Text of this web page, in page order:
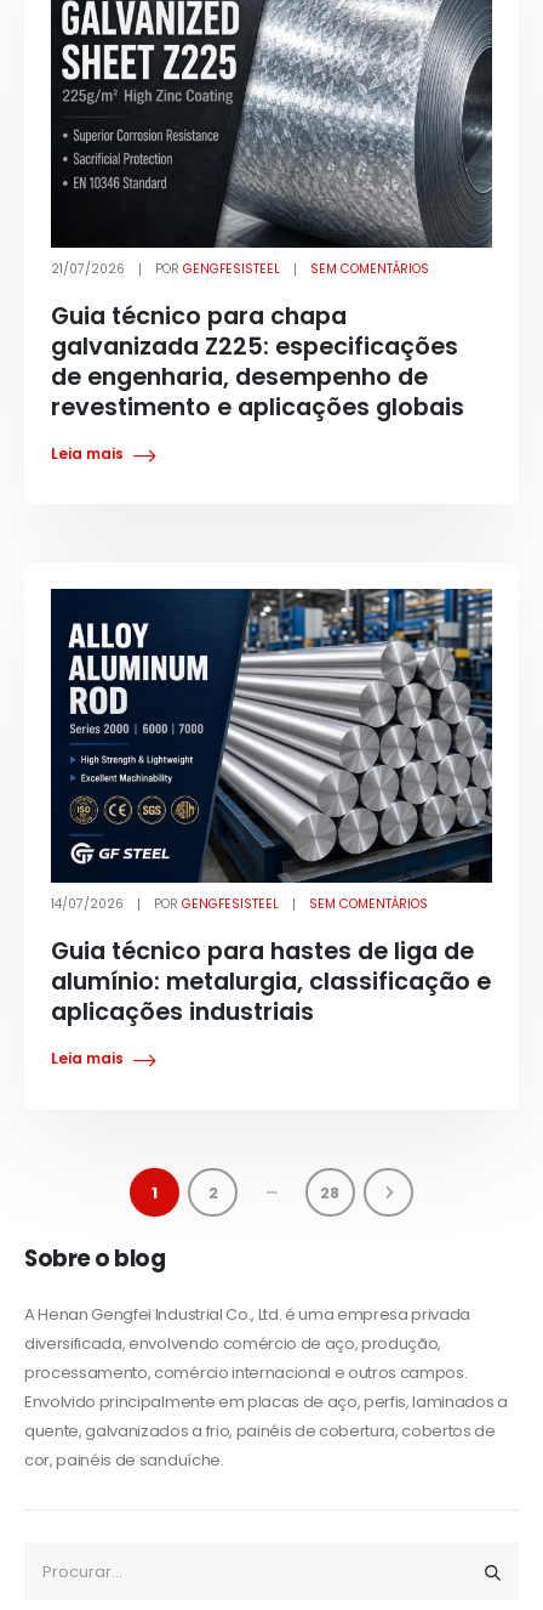
21/07/2026 POR GENGFESISTEEL SEM COMENTÁRIOS
Guia técnico para chapa
galvanizada Z225: especificações
de engenharia, desempenho de
revestimento e aplicações globais
Leia mais
14/07/2026 POR GENGFESISTEEL SEM COMENTÁRIOS
Guia técnico para hastes de liga de
alumínio: metalurgia, classificação e
aplicações industriais
Leia mais
1 2 … 28
Sobre o blog
A Henan Gengfei Industrial Co., Ltd. é uma empresa privada
diversificada, envolvendo comércio de aço, produção,
processamento, comércio internacional e outros campos.
Envolvido principalmente em placas de aço, perfis, laminados a
quente, galvanizados a frio, painéis de cobertura, cobertos de
cor, painéis de sanduíche.